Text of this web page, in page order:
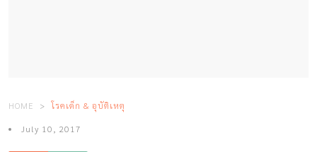
HOME โรคเด็ก & อุบัติเหตุ
July 10, 2017